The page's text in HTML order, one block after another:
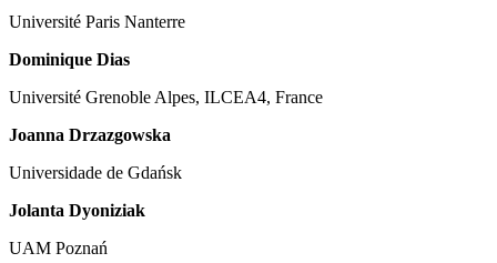
Université Paris Nanterre
Dominique Dias
Université Grenoble Alpes, ILCEA4, France
Joanna Drzazgowska
Universidade de Gdańsk
Jolanta Dyoniziak
UAM Poznań